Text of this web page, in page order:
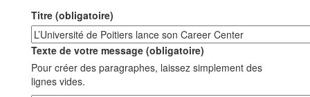
Titre (obligatoire)
Texte de votre message (obligatoire)
Pour créer des paragraphes, laissez simplement des
lignes vides.